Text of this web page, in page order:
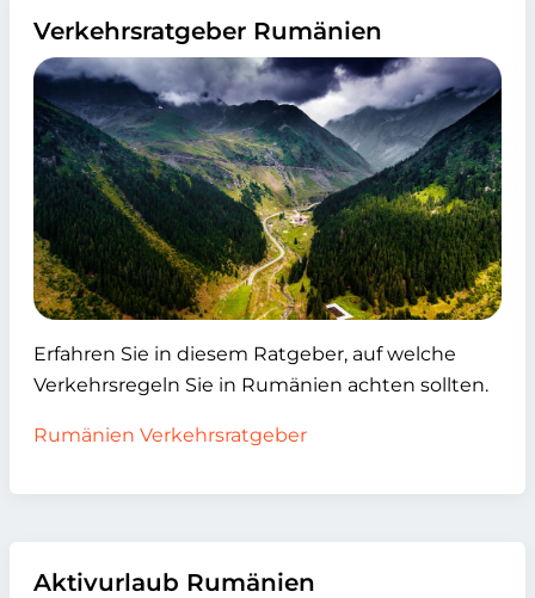
Verkehrsratgeber Rumänien
Erfahren Sie in diesem Ratgeber, auf welche
Verkehrsregeln Sie in Rumänien achten sollten.
Rumänien Verkehrsratgeber
Aktivurlaub Rumänien